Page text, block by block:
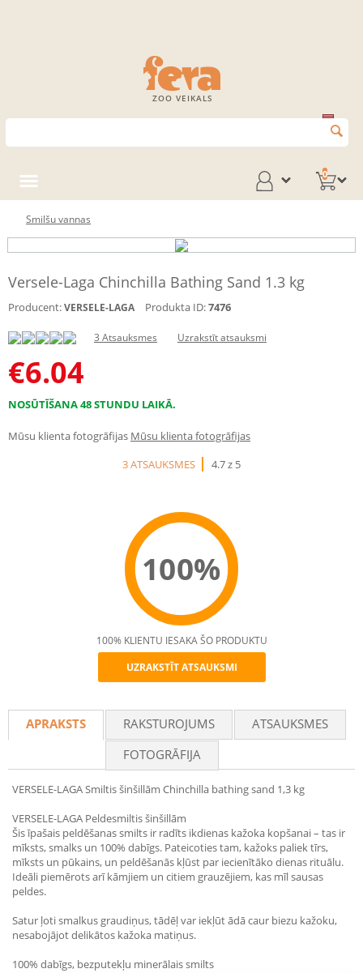
ZOO VEIKALS
0
Smilšu vannas
Versele-Laga Chinchilla Bathing Sand 1.3 kg
Producent:VERSELE-LAGA Produkta ID:7476
3 Atsauksmes Uzrakstīt atsauksmi
€6.04
NOSŪTĪŠANA 48 STUNDU LAIKĀ.
Mūsu klienta fotogrāfijas Mūsu klienta fotogrāfijas
3 ATSAUKSMES
4.7 z 5
100%
Recommend
100% KLIENTU IESAKA ŠO PRODUKTU
UZRAKSTĪT ATSAUKSMI
APRAKSTS RAKSTUROJUMS
ATSAUKSMES
FOTOGRĀFIJA
VERSELE-LAGA Smiltis šinšillām Chinchilla bathing sand 1,3 kg
VERSELE-LAGA Peldesmiltis šinšillām
Šis īpašais peldēšanas smilts ir radīts ikdienas kažoka kopšanai – tas ir
mīksts, smalks un 100% dabīgs. Pateicoties tam, kažoks paliek tīrs,
mīksts un pūkains, un peldēšanās kļūst par iecienītāko dienas rituālu.
Ideāli piemērots arī kāmjiem un citiem grauzējiem, kas mīl sausas
peldes.
Satur ļoti smalkus graudiņus, tādēļ var iekļūt ādā caur biezu kažoku,
nesabojājot delikātos kažoka matiņus.
100% dabīgs, bezputekļu minerālais smilts